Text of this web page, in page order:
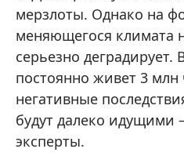
мерзлоты. Однако на
меняющегося климата
серьезно деградирует.
постоянно живет 3 млн
негативные
будут далеко идущими
эксперты.